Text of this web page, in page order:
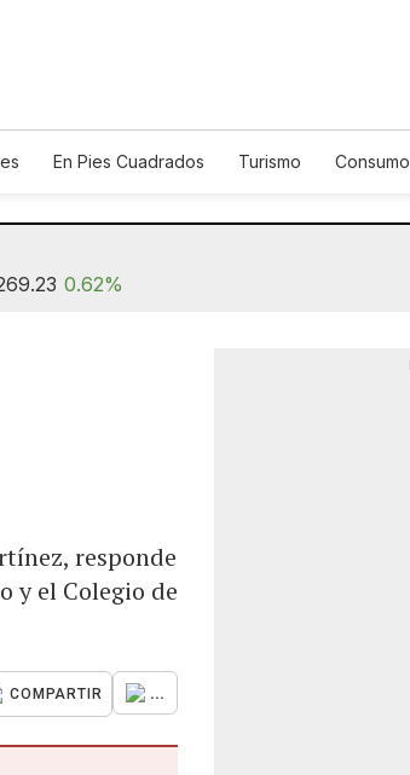
En Pies Cuadrados Turismo Consumo
0.62%
responde
y el Colegio de
COMPARTIR ...